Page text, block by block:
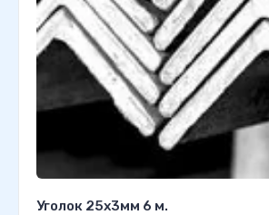
Уголок 25х3мм 6 м.